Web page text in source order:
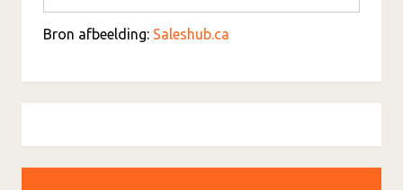
Bron afbeelding: Saleshub.ca